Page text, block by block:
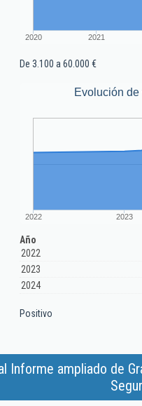
2020 2021
De 3.100 a 60.000 €
Evolución de
2022 2023
Año
2022
2023
2024
Positivo
Informe ampliado de